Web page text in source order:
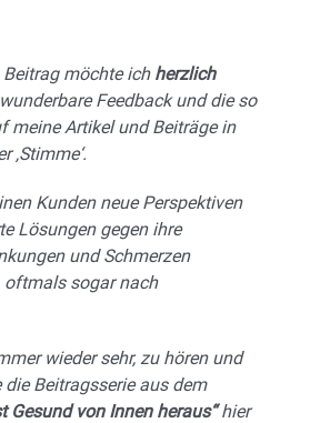
möchte ich herzlich
Feedback und die so
meine Artikel und Beiträge in
‚Stimme‘.
Kunden neue Perspektiven
Lösungen gegen ihre
und Schmerzen
oftmals sogar nach
wieder sehr, zu hören und
Beitragsserie aus dem
Gesund von Innen heraus“hier